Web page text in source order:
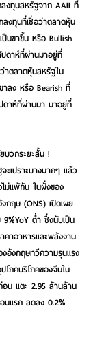
งทุนสหรัฐจาก AAII ที่
งทุนที่เชื่อว่าตลาดหุ้น
ป็นขาขึ้น หรือ Bullish
ปดาห์ที่ผ่านมาอยู่ที่
าตลาดหุ้นสหรัฐใน
าลง หรือ Bearish ที่
ดาห์ที่ผ่านมา มาอยู่ที่
บวกระยะสั้น !
ะเปราะบางมากๆ แล้ว
ม่แพ้กัน ในฝั่งของ
กฤษ (ONS) เปิดเผย
ต่ำ ซึ่งนับเป็น
คาอาหารและพลังงาน
อังกฤษทวีความรุนแรง
ภคบริโภคของจีนใน
อน แตะ 2.95 ล้านล้าน
นแรก ลดลง 0.2%